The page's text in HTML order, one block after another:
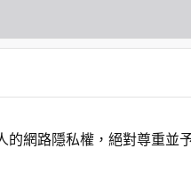
的網路隱私權，絕對尊重並